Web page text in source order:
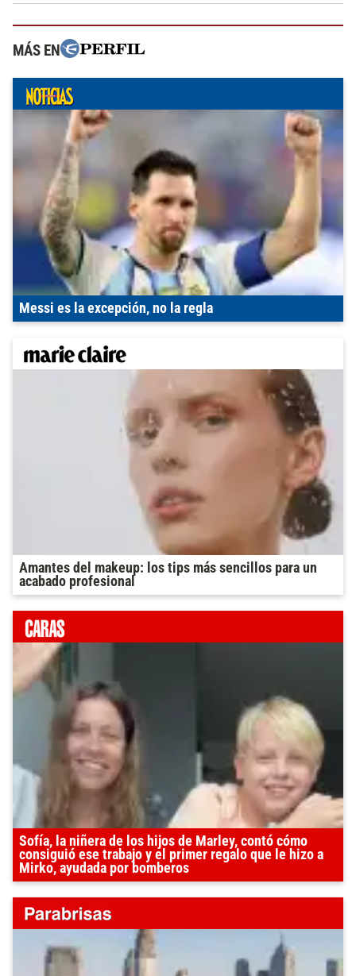
MÁS EN
Messi es la excepción, no la regla
Amantes del makeup: los tips más sencillos para un
acabado profesional
Sofía, la niñera de los hijos de Marley, contó cómo
consiguió ese trabajo y el primer regalo que le hizo a
Mirko, ayudada por bomberos